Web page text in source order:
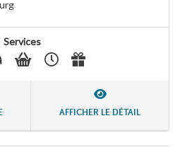
Services
AFFICHER LE DÉTAIL